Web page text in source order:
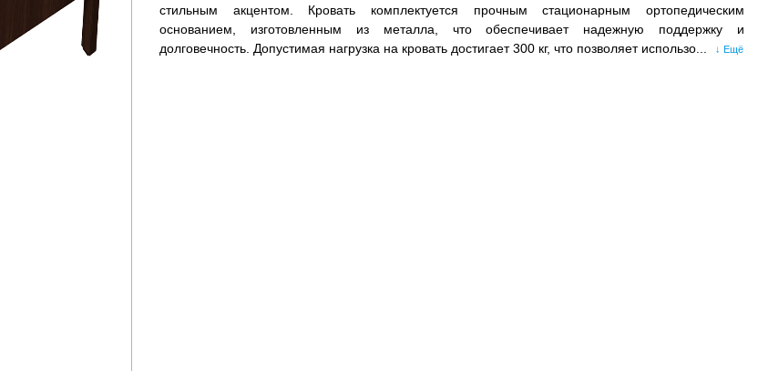
стильным акцентом. Кровать комплектуется прочным стационарным ортопедическим
основанием, изготовленным из металла, что обеспечивает надежную поддержку и
долговечность. Допустимая нагрузка на кровать достигает 300 кг, что позволяет использо... ↓ Ещё